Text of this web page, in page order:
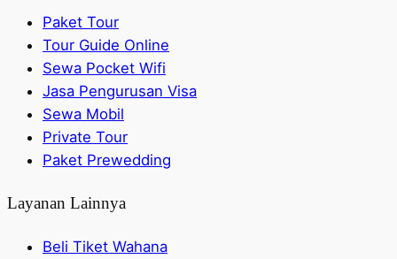
Paket Tour
Tour Guide Online
Sewa Pocket Wifi
Jasa Pengurusan Visa
Sewa Mobil
Private Tour
Paket Prewedding
Layanan Lainnya
Beli Tiket Wahana